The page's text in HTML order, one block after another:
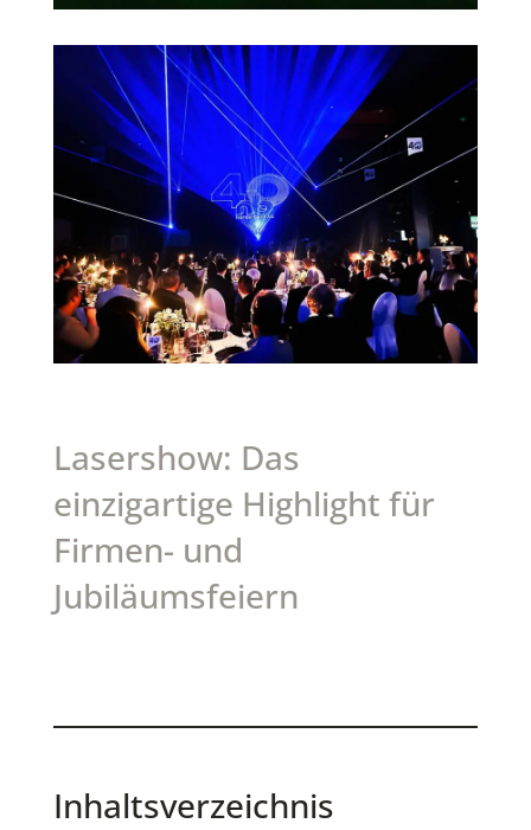
Lasershow: Das
einzigartige Highlight für
Firmen- und
Jubiläumsfeiern
Inhaltsverzeichnis